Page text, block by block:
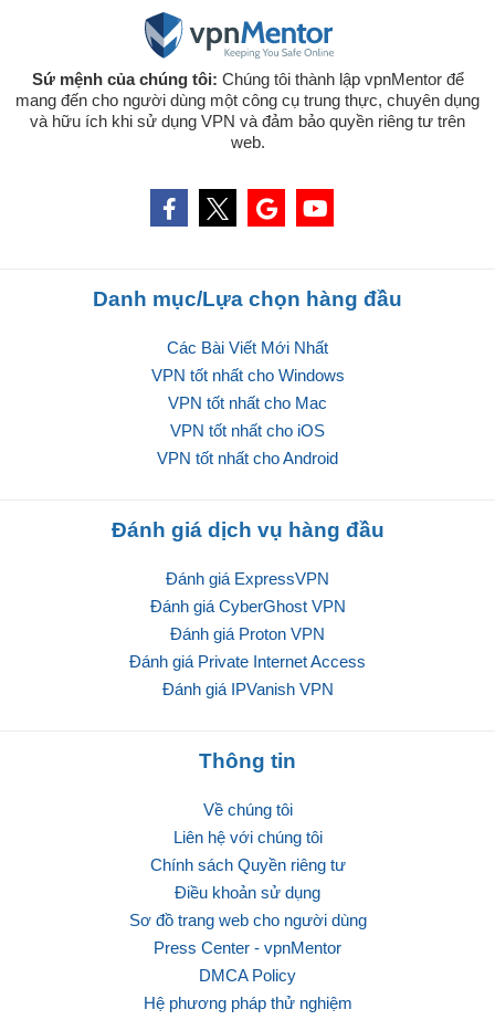
Sứ mệnh của chúng tôi: Chúng tôi thành lập vpnMentor để
mang đến cho người dùng một công cụ trung thực, chuyên dụng
và hữu ích khi sử dụng VPN và đảm bảo quyền riêng tư trên
web.
Danh mục/Lựa chọn hàng đầu
Các Bài Viết Mới Nhất
VPN tốt nhất cho Windows
VPN tốt nhất cho Mac
VPN tốt nhất cho iOS
VPN tốt nhất cho Android
Đánh giá dịch vụ hàng đầu
Đánh giá ExpressVPN
Đánh giá CyberGhost VPN
Đánh giá Proton VPN
Đánh giá Private Internet Access
Đánh giá IPVanish VPN
Thông tin
Về chúng tôi
Liên hệ với chúng tôi
Chính sách Quyền riêng tư
Điều khoản sử dụng
Sơ đồ trang web cho người dùng
Press Center - vpnMentor
DMCA Policy
Hệ phương pháp thử nghiệm